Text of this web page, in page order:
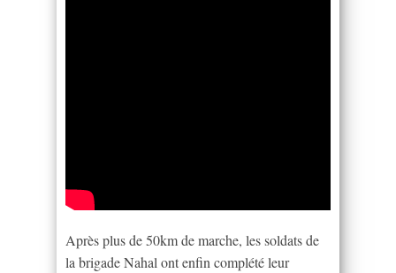
Après plus de 50km de marche, les soldats de
la brigade Nahal ont enfin complété leur